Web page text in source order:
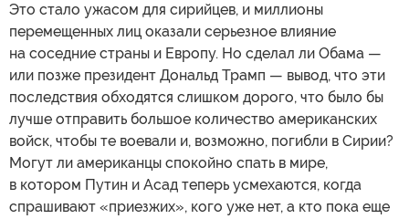
Это стало ужасом для сирийцев, и миллионы
перемещенных лиц оказали серьезное влияние
на соседние страны и Европу. Но сделал ли Обама —
или позже президент Дональд Трамп — вывод, что эти
последствия обходятся слишком дорого, что было бы
лучше отправить большое количество американских
войск, чтобы те воевали и, возможно, погибли в Сирии?
Могут ли американцы спокойно спать в мире,
в котором Путин и Асад теперь усмехаются, когда
спрашивают «приезжих», кого уже нет, а кто пока еще